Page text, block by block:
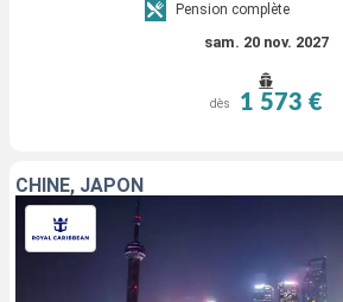
Pension complète
sam. 20 nov. 2027
dès 1 573 €
CHINE, JAPON